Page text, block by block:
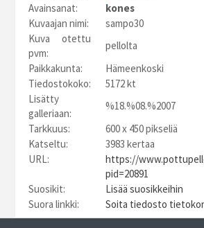
Avainsanat:
kones
Kuvaajan nimi:
sampo30
Kuva otettu
pvm:
pellolta
Paikkakunta:
Hämeenkoski
Tiedostokoko:
5172 kt
Lisätty
galleriaan:
%18.%08.%2007
Tarkkuus:
600 x 450 pikseliä
Katseltu:
3983 kertaa
URL:
https://
pid=20891
Suosikit:
Lisää suosikkeihin
Suora linkki:
Soita tiedosto